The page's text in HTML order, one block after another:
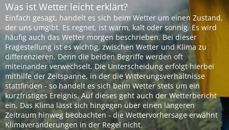
Was ist Wetter leicht erklärt?
Einfach gesagt, handelt es sich beim Wetter um einen Zustand,
der uns umgibt. Es regnet, ist warm, kalt oder sonnig. Es wird
häufig auch das Wetter morgen beschrieben. Bei dieser
Fragestellung ist es wichtig, zwischen Wetter und Klima zu
differenzieren. Denn die beiden Begriffe werden oft
miteinander verwechselt. Die Unterscheidung erfolgt hierbei
mithilfe der Zeitspanne, in der die Witterungsverhältnisse
stattfinden - so handelt es sich beim Wetter stets um ein
kurzfristiges Ereignis. Auf dieses geht auch der Wetterbericht
ein. Das Klima lässt sich hingegen über einen längeren
Zeitraum hinweg beobachten - die Wettervorhersage erwähnt
Klimaveränderungen in der Regel nicht.